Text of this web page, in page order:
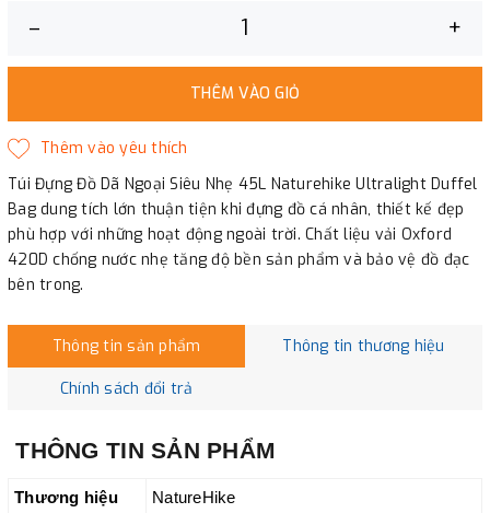
– +
THÊM VÀO GIỎ
Túi Đựng Đồ Dã Ngoại Siêu Nhẹ 45L Naturehike Ultralight Duffel
Bag dung tích lớn thuận tiện khi đựng đồ cá nhân, thiết kế đẹp
phù hợp với những hoạt động ngoài trời. Chất liệu vải Oxford
420D chống nước nhẹ tăng độ bền sản phẩm và bảo vệ đồ đạc
bên trong.
Thông tin sản phẩm Thông tin thương hiệu
Chính sách đổi trả
THÔNG TIN SẢN PHẨM
Thương hiệu NatureHike